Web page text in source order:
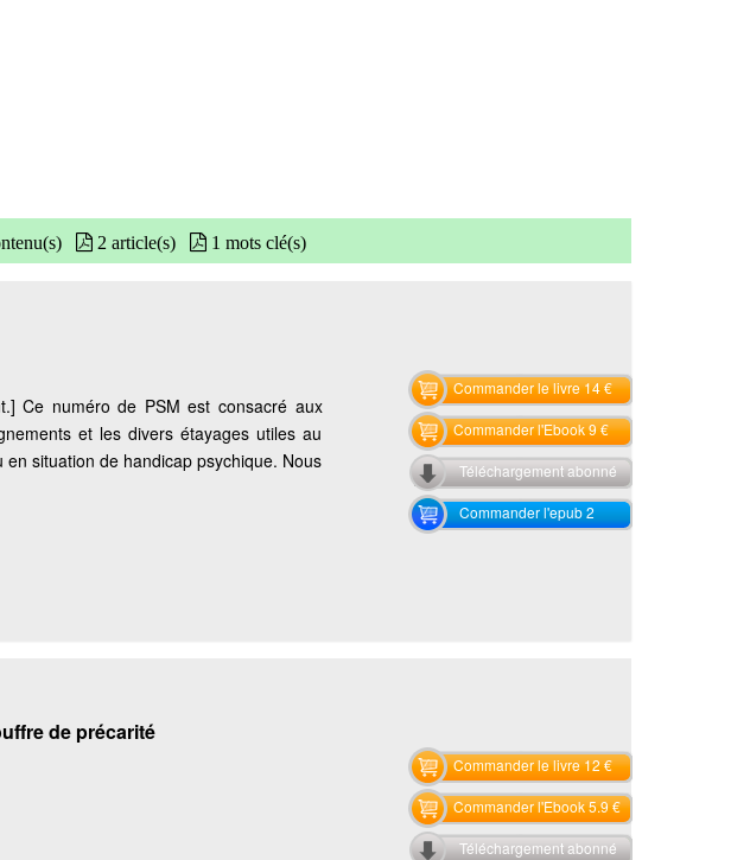
2 article(s) 1 mots clé(s)
Ce numéro de PSM est consacré aux
et les divers étayages utiles au
situation de handicap psychique. Nous
Commander le livre 14 €
Commander l'Ebook 9 €
Téléchargement abonné
Commander l'epub 2
de précarité
Commander le livre 12 €
Commander l'Ebook 5.9 €
Téléchargement abonné